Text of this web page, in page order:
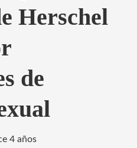
Herschel
de
4 años